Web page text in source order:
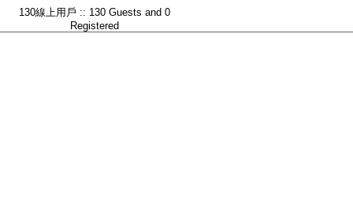
130線上用戶 :: 130 Guests and 0
Registered